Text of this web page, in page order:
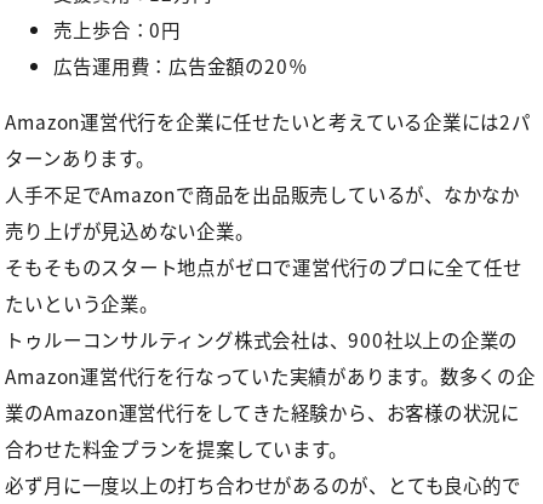
売上歩合：0円
広告運用費：広告金額の20％
Amazon運営代行を企業に任せたいと考えている企業には2パ
ターンあります。
人手不足でAmazonで商品を出品販売しているが、なかなか
売り上げが見込めない企業。
そもそものスタート地点がゼロで運営代行のプロに全て任せ
たいという企業。
トゥルーコンサルティング株式会社は、900社以上の企業の
Amazon運営代行を行なっていた実績があります。数多くの企
業のAmazon運営代行をしてきた経験から、お客様の状況に
合わせた料金プランを提案しています。
必ず月に一度以上の打ち合わせがあるのが、とても良心的で